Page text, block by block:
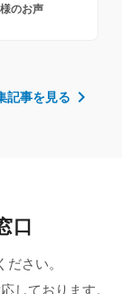
のお声
記事を見る chevron_right
口
さい。
しております。